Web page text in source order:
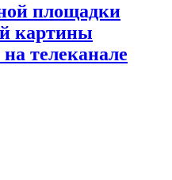
площадки
картины
телеканале